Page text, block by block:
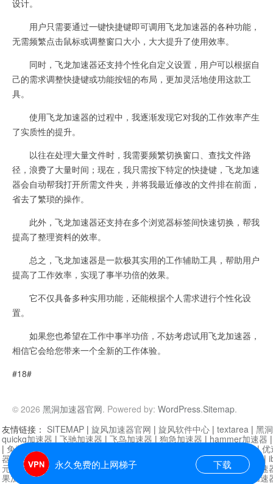
设计。
用户只需要通过一键快捷键即可调用飞龙加速器的各种功能，
无需频繁点击鼠标或调整窗口大小，大大提升了使用效率。
同时，飞龙加速器还支持个性化自定义设置，用户可以根据自
己的需求调整快捷键或功能按钮的布局，更加灵活地使用这款工
具。
使用飞龙加速器的过程中，我逐渐发现它对我的工作效率产生
了实质性的提升。
以往在处理大量文件时，我需要频繁切换窗口、查找文件路
径，浪费了大量时间；现在，我只需按下特定的快捷键，飞龙加速
器会自动帮我打开所需文件夹，并将我最近修改的文件排在前面，
省去了繁琐的操作。
此外，飞龙加速器还支持在多个浏览器标签间快速切换，帮我
提高了整理资料的效率。
总之，飞龙加速器是一款极其实用的工作辅助工具，帮助用户
提高了工作效率，实现了事半功倍的效果。
它不仅具备多种实用功能，还能根据个人需求进行个性化设
置。
如果您也希望在工作中事半功倍，不妨考虑试用飞龙加速器，
相信它会给您带来一个全新的工作体验。
#18#
© 2026 黑洞加速器官网. Powered by: WordPress.Sitemap.
永久免费的上网梯子 下载
友情链接： SITEMAP | 旋风加速器官网 | 旋风软件中心 | textarea | 黑
quickq加速器 | 飞驰加速器 | 飞鸟加速器 | 狗急加速器 | hammer加速器
| 免费vqn加速外网 迷雾通|优
器| 快柠檬加速器 |黑洞加速 |falemon 快橙加速器|anycast加速器 |
元机场加速器 |一元机场|老王加速器 | 白石山|
小牛加速
果加速器|黑洞加速
芒果加速